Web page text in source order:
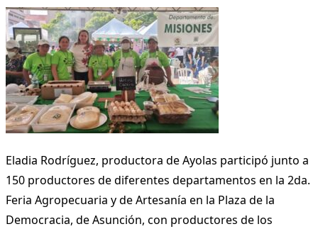
Eladia Rodríguez, productora de Ayolas participó junto a
150 productores de diferentes departamentos en la 2da.
Feria Agropecuaria y de Artesanía en la Plaza de la
Democracia, de Asunción, con productores de los